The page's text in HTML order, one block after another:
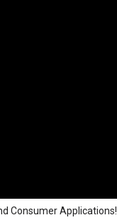
Consumer Applications!